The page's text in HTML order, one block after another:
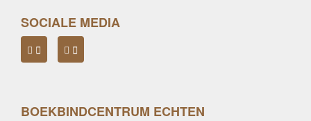
SOCIALE MEDIA
BOEKBINDCENTRUM ECHTEN